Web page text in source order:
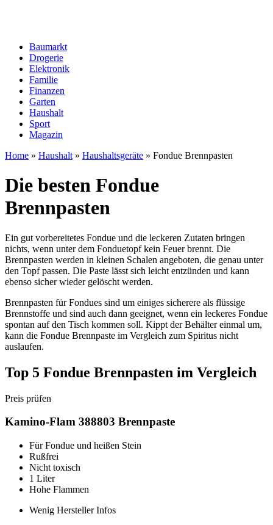
Baumarkt
Drogerie
Elektronik
Familie
Finanzen
Garten
Haushalt
Sport
Magazin
Home » Haushalt » Haushaltsgeräte » Fondue Brennpasten
Die besten Fondue
Brennpasten
Ein gut vorbereitetes Fondue und die leckeren Zutaten bringen
nichts, wenn unter dem Fonduetopf kein Feuer brennt. Die
Brennpasten werden in kleinen Schalen angeboten, die genau unter
den Topf passen. Die Paste lässt sich leicht entzünden und kann
ebenso sicher wieder gelöscht werden.
Brennpasten für Fondues sind um einiges sicherere als flüssige
Brennstoffe und sind auch dann geeignet, wenn ein leckeres Fondue
spontan auf den Tisch kommen soll. Kippt der Behälter einmal um,
kann die Fondue Brennpaste im Vergleich zum Spiritus nicht
auslaufen.
Top 5 Fondue Brennpasten im Vergleich
Preis prüfen
Kamino-Flam 388803 Brennpaste
Für Fondue und heißen Stein
Rußfrei
Nicht toxisch
1 Liter
Hohe Flammen
Wenig Hersteller Infos